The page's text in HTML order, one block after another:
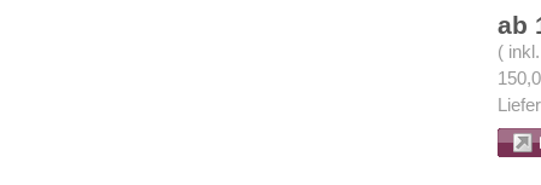
ab
(